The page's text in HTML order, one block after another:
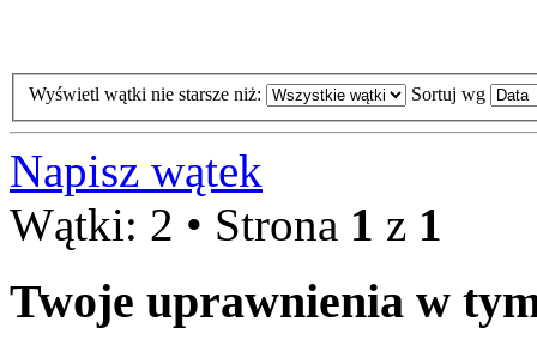
Wyświetl wątki nie starsze niż: Sortuj wg
Napisz wątek
Wątki: 2 • Strona 1 z 1
Twoje uprawnienia w